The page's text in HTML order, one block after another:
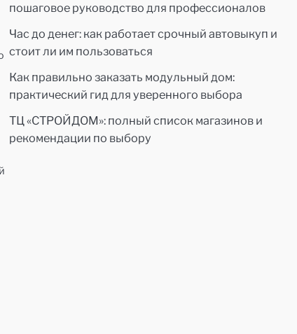
пошаговое руководство для профессионалов
Час до денег: как работает срочный автовыкуп и
стоит ли им пользоваться
Как правильно заказать модульный дом:
практический гид для уверенного выбора
ТЦ «СТРОЙДОМ»: полный список магазинов и
рекомендации по выбору